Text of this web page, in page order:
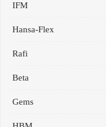
IFM
Hansa-Flex
Rafi
Beta
Gems